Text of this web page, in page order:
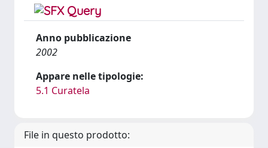
Anno pubblicazione
2002
Appare nelle tipologie:
5.1 Curatela
File in questo prodotto: